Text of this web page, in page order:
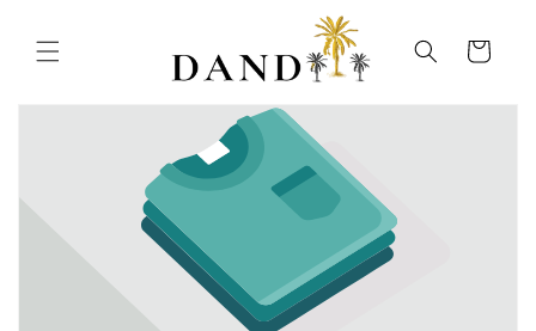
al contenido
Carrito